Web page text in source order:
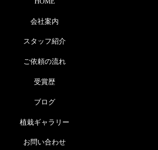
会社案内
スタッフ紹介
ご依頼の流れ
受賞歴
ブログ
植栽ギャラリー
お問い合わせ